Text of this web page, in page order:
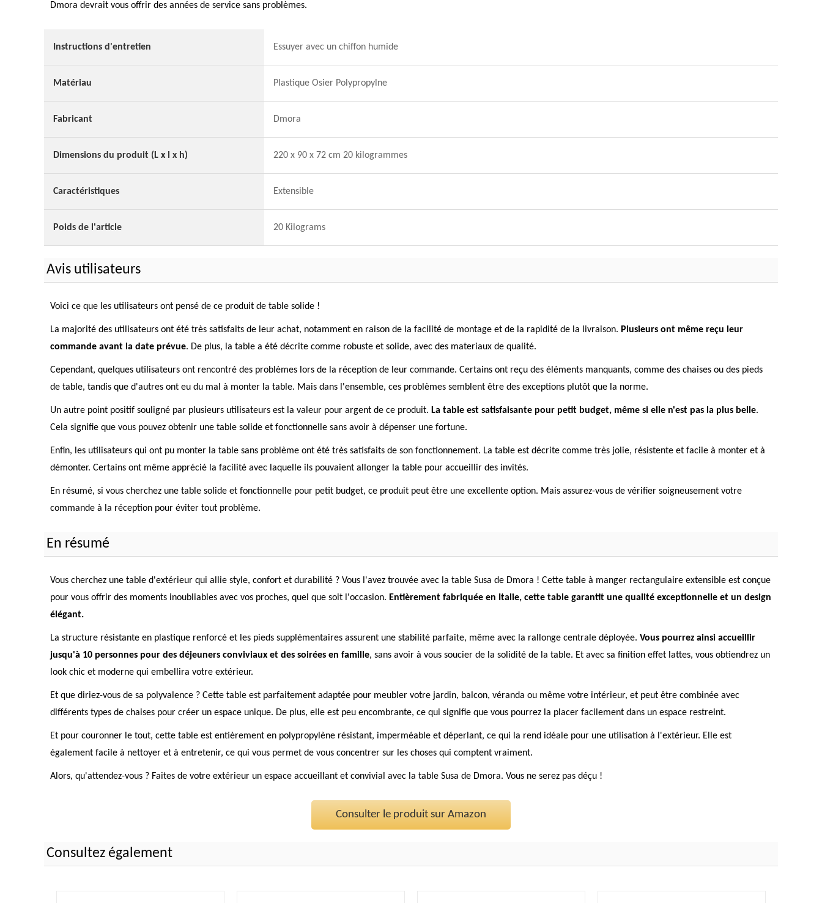
Dmora devrait vous offrir des années de service sans problèmes.
Instructions d'entretien Essuyer avec un chiffon humide
Matériau Plastique Osier Polypropylne
Fabricant Dmora
Dimensions du produit (L x l x h) 220 x 90 x 72 cm 20 kilogrammes
Caractéristiques Extensible
Poids de l'article 20 Kilograms
Avis utilisateurs
Voici ce que les utilisateurs ont pensé de ce produit de table solide !
La majorité des utilisateurs ont été très satisfaits de leur achat, notamment en raison de la facilité de montage et de la rapidité de la livraison. Plusieurs ont même reçu leur
commande avant la date prévue. De plus, la table a été décrite comme robuste et solide, avec des materiaux de qualité.
Cependant, quelques utilisateurs ont rencontré des problèmes lors de la réception de leur commande. Certains ont reçu des éléments manquants, comme des chaises ou des pieds
de table, tandis que d'autres ont eu du mal à monter la table. Mais dans l'ensemble, ces problèmes semblent être des exceptions plutôt que la norme.
Un autre point positif souligné par plusieurs utilisateurs est la valeur pour argent de ce produit. La table est satisfaisante pour petit budget, même si elle n'est pas la plus belle.
Cela signifie que vous pouvez obtenir une table solide et fonctionnelle sans avoir à dépenser une fortune.
Enfin, les utilisateurs qui ont pu monter la table sans problème ont été très satisfaits de son fonctionnement. La table est décrite comme très jolie, résistente et facile à monter et à
démonter. Certains ont même apprécié la facilité avec laquelle ils pouvaient allonger la table pour accueillir des invités.
En résumé, si vous cherchez une table solide et fonctionnelle pour petit budget, ce produit peut être une excellente option. Mais assurez-vous de vérifier soigneusement votre
commande à la réception pour éviter tout problème.
En résumé
Vous cherchez une table d'extérieur qui allie style, confort et durabilité ? Vous l'avez trouvée avec la table Susa de Dmora ! Cette table à manger rectangulaire extensible est conçue
pour vous offrir des moments inoubliables avec vos proches, quel que soit l'occasion. Entièrement fabriquée en Italie, cette table garantit une qualité exceptionnelle et un design
élégant.
La structure résistante en plastique renforcé et les pieds supplémentaires assurent une stabilité parfaite, même avec la rallonge centrale déployée. Vous pourrez ainsi accueillir
jusqu'à 10 personnes pour des déjeuners conviviaux et des soirées en famille, sans avoir à vous soucier de la solidité de la table. Et avec sa finition effet lattes, vous obtiendrez un
look chic et moderne qui embellira votre extérieur.
Et que diriez-vous de sa polyvalence ? Cette table est parfaitement adaptée pour meubler votre jardin, balcon, véranda ou même votre intérieur, et peut être combinée avec
différents types de chaises pour créer un espace unique. De plus, elle est peu encombrante, ce qui signifie que vous pourrez la placer facilement dans un espace restreint.
Et pour couronner le tout, cette table est entièrement en polypropylène résistant, imperméable et déperlant, ce qui la rend idéale pour une utilisation à l'extérieur. Elle est
également facile à nettoyer et à entretenir, ce qui vous permet de vous concentrer sur les choses qui comptent vraiment.
Alors, qu'attendez-vous ? Faites de votre extérieur un espace accueillant et convivial avec la table Susa de Dmora. Vous ne serez pas déçu !
Consulter le produit sur Amazon
Consultez également